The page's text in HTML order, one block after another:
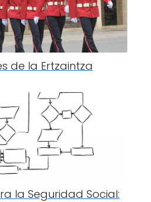
de la Ertzaintza
la Seguridad Social: